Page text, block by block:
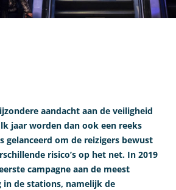
aandacht aan de veiligheid
jaar worden dan ook een reeks
gelanceerd om de reizigers bewust
risico’s op het net. In 2019
campagne aan de meest
de stations, namelijk de